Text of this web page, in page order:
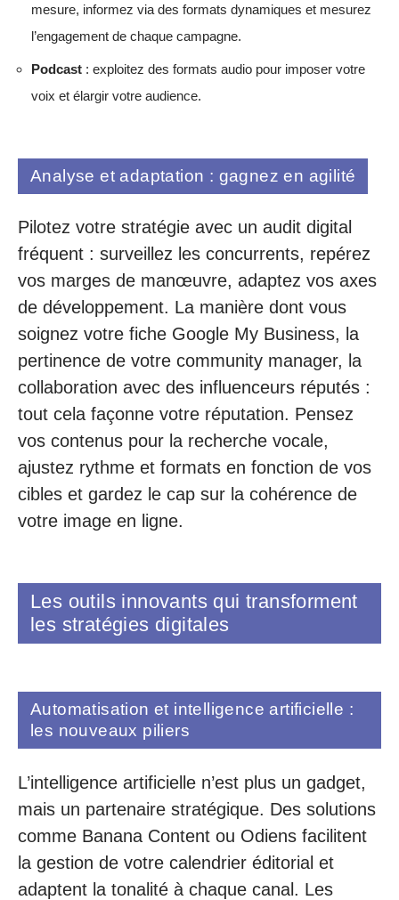
mesure, informez via des formats dynamiques et mesurez
l’engagement de chaque campagne.
Podcast : exploitez des formats audio pour imposer votre
voix et élargir votre audience.
Analyse et adaptation : gagnez en agilité
Pilotez votre stratégie avec un audit digital
fréquent : surveillez les concurrents, repérez
vos marges de manœuvre, adaptez vos axes
de développement. La manière dont vous
soignez votre fiche Google My Business, la
pertinence de votre community manager, la
collaboration avec des influenceurs réputés :
tout cela façonne votre réputation. Pensez
vos contenus pour la recherche vocale,
ajustez rythme et formats en fonction de vos
cibles et gardez le cap sur la cohérence de
votre image en ligne.
Les outils innovants qui transforment
les stratégies digitales
Automatisation et intelligence artificielle :
les nouveaux piliers
L’intelligence artificielle n’est plus un gadget,
mais un partenaire stratégique. Des solutions
comme Banana Content ou Odiens facilitent
la gestion de votre calendrier éditorial et
adaptent la tonalité à chaque canal. Les